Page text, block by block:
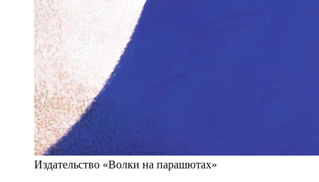
Издательство «Волки на парашютах»